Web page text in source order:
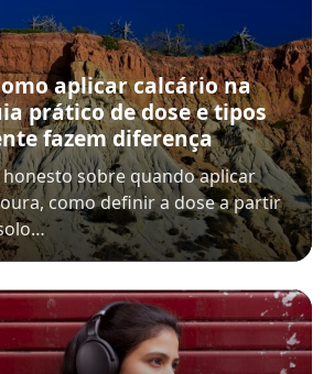
aplicar calcário na
prático de dose e tipos
fazem diferença
sobre quando aplicar
como definir a dose a partir